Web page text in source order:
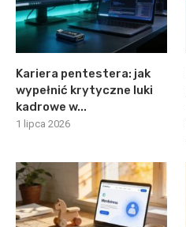
Kariera pentestera: jak
wypełnić krytyczne luki
kadrowe w...
1 lipca 2026